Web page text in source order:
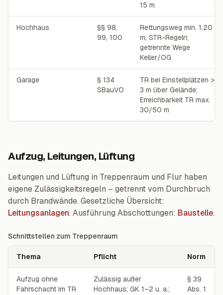
15 m
Hochhaus
§§ 98,
99, 100
Rettungsweg min. 1,20
m; STR-Regeln;
getrennte Wege
Keller/OG
Garage
§ 134
SBauVO
TR bei Einstellplätzen >
3 m über Gelände;
Erreichbarkeit TR max.
30/50 m
Aufzug, Leitungen, Lüftung
Leitungen und Lüftung in Treppenraum und Flur haben
eigene Zulässigkeitsregeln – getrennt vom Durchbruch
durch Brandwände. Gesetzliche Übersicht:
Leitungsanlagen. Ausführung Abschottungen: Baustelle.
Schnittstellen zum Treppenraum
Thema Pflicht Norm
Aufzug ohne
Fahrschacht im TR
Zulässig außer
Hochhaus; GK 1–2 u. a.;
§ 39
Abs. 1